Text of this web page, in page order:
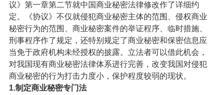
议》第一章第二节就中国商业秘密法律修改作了详细约
定。《协议》不仅就侵犯商业秘密主体的范围、侵权商业
秘密行为的范围、商业秘密案件的举证程序、临时措施、
刑事程序作了规定，还特别规定了商业秘密和保密信息应
当免于政府机构未经授权的披露。立法者可以借此机会，
对我国现有商业秘密法律体系进行完善，改变我国对侵犯
商业秘密的行为打击力度小，保护程度较弱的现状。
1.制定商业秘密专门法